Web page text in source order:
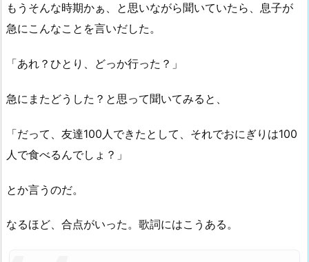
もうそんな時期かぁ、と思いながら聞いていたら、息子が
急にこんなことを言いだした。
「あれ？ひとり、どっか行った？」
急にまたどうした？と思って聞いてみると、
「だって、友達100人できたとして、それでおにぎりは100
人で食べるんでしょ？」
とか言うのだ。
なるほど、合点がいった。歌詞にはこうある。